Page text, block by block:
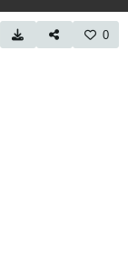
0